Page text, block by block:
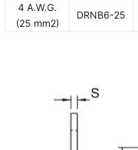
4 A.W.G.
(25 mm2)
DRNB6-25